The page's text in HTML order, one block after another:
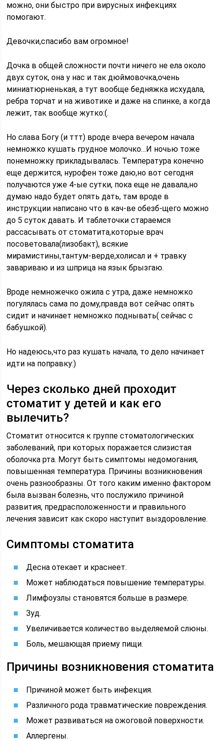
можно, они быстро при вирусных инфекциях
помогают.
Девочки,спасибо вам огромное!
Дочка в общей сложности почти ничего не ела около
двух суток, она у нас и так дюймовочка,очень
миниатюрненькая, а тут вообще бедняжка исхудала,
ребра торчат и на животике и даже на спинке, а когда
лежит, так вообще жутко:(.
Но слава Богу (и ттт) вроде вчера вечером начала
немножко кушать грудное молочко…И ночью тоже
понемножку прикладывалась. Температура конечно
еще держится, нурофен тоже даю,но вот сегодня
получаются уже 4-ые сутки, пока еще не давала,но
думаю надо будет опять дать, там вроде в
инструкции написано что в кач-ве обезб-щего можно
до 5 суток давать. И таблеточки стараемся
рассасывать от стоматита,которые врач
посоветовала(лизобакт), всякие
мирамистины,тантум-верде,холисал и + травку
завариваю и из шприца на язык брызгаю.
Вроде немножечко ожила с утра, даже немножко
погулялась сама по дому,правда вот сейчас опять
сидит и начинает немножко поднывать( сейчас с
бабушкой).
Но надеюсь,что раз кушать начала, то дело начинает
идти на поправку:)
Через сколько дней проходит
стоматит у детей и как его
вылечить?
Стоматит относится к группе стоматологических
заболеваний, при которых поражается слизистая
оболочка рта. Могут быть симптомы недомогания,
повышенная температура. Причины возникновения
очень разнообразны. От того каким именно фактором
была вызван болезнь, что послужило причиной
развития, предрасположенности и правильного
лечения зависит как скоро наступит выздоровление.
Симптомы стоматита
Десна отекает и краснеет.
Может наблюдаться повышение температуры.
Лимфоузлы становятся больше в размере.
Зуд.
Увеличивается количество выделяемой слюны.
Боль, мешающая приему пищи.
Причины возникновения стоматита
Причиной может быть инфекция.
Различного рода травматические повреждения.
Может развиваться на ожоговой поверхности.
Аллергены.